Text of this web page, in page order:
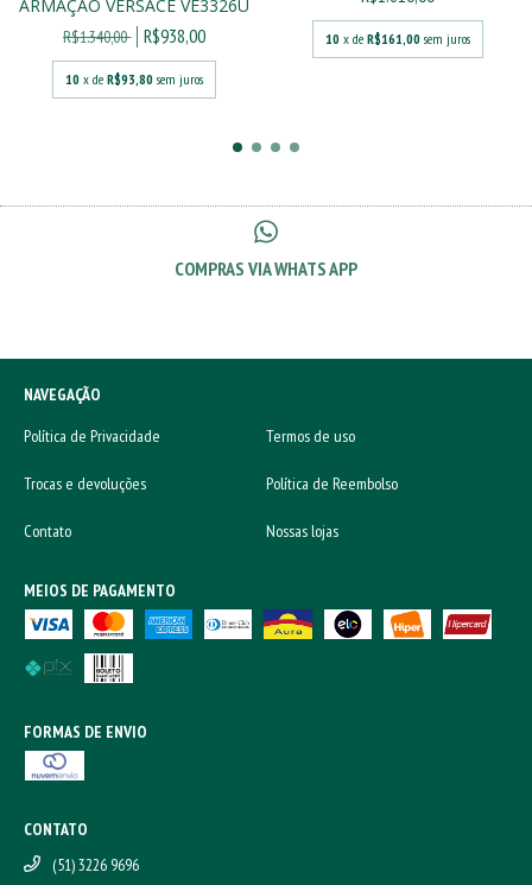
ARMAÇÃO VERSACE VE3326U
R$1.340,00 R$938,00
10 x deR$93,80 sem juros
10 x de R$161,00 sem juros
COMPRAS VIA WHATS APP
NAVEGAÇÃO
Política de Privacidade
Termos de uso
Trocas e devoluções Política de Reembolso
Contato Nossas lojas
MEIOS DE PAGAMENTO
FORMAS DE ENVIO
CONTATO
(51) 3226 9696